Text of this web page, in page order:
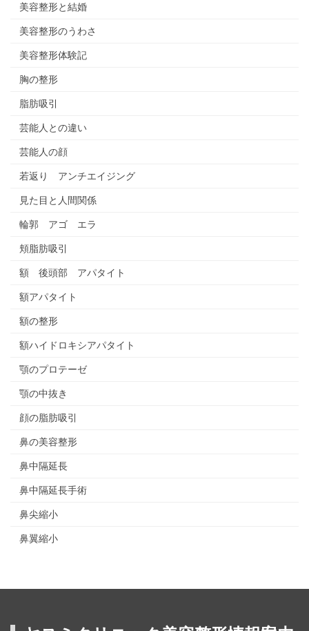
美容整形と結婚
美容整形のうわさ
美容整形体験記
胸の整形
脂肪吸引
芸能人との違い
芸能人の顔
若返り アンチエイジング
見た目と人間関係
輪郭 アゴ エラ
頬脂肪吸引
額 後頭部 アパタイト
額アパタイト
額の整形
額ハイドロキシアパタイト
顎のプロテーゼ
顎の中抜き
顔の脂肪吸引
鼻の美容整形
鼻中隔延長
鼻中隔延長手術
鼻尖縮小
鼻翼縮小